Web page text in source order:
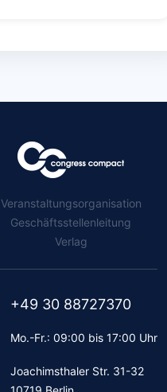
Veranstaltungsorganisation
Geschäftsstellenleitung
Verlag
+49 30 88727370
Mo.-Fr.: 09:00 bis 17:00 Uhr
Joachimsthaler Str. 31-32